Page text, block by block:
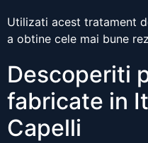
Utilizati acest tratament
a obtine cele mai bune
Descoperiti
fabricate in
Capelli